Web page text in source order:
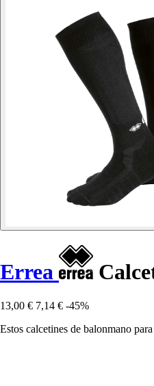
Errea
13,00 € 7,14 € -45%
Estos calcetines de balonmano